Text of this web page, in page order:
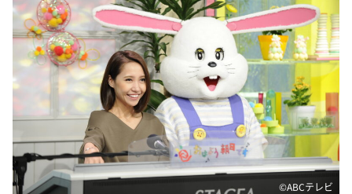
©️ABCテレビ